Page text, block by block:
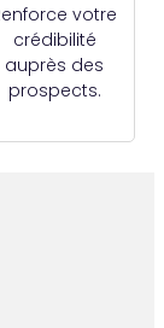
votre
crédibilité
auprès des
prospects.